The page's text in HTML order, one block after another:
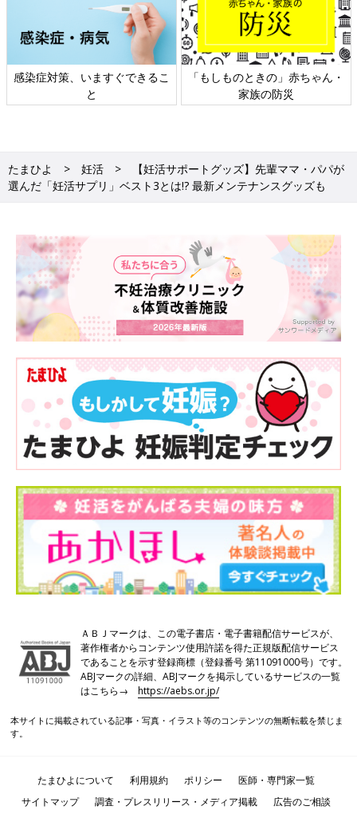
日本外来小児科学会リーフレッ
ト検討会
六星占術 細木かおりさんの人生
相談
たまひよ 妊活
【妊活サポートグッズ】先輩ママ・パパが
選んだ「妊活サプリ」ベスト3とは!? 最新メンテナンスグッズも
ＡＢＪマークは、この電子書店・電子書籍配信サービスが、
著作権者からコンテンツ使用許諾を得た正規版配信サービス
であることを示す登録商標（登録番号 第11091000号）です。
ABJマークの詳細、ABJマークを掲示しているサービスの一覧
はこちら→https://aebs.or.jp/
本サイトに掲載されている記事・写真・イラスト等のコンテンツの無断転載を禁じま
す。
たまひよについて 利用規約 ポリシー
医師・専門家一覧
サイトマップ
調査・プレスリリース・メディア掲載 広告のご相談